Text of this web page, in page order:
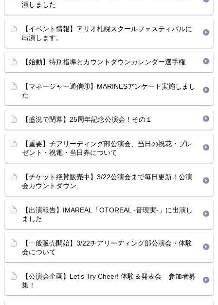
演しました
【イベント情報】アリオ札幌スクールフェスティバルに
出演します。
【始動】特別指導とカウントダウンカレンダー選手権
【マネージャー通信④】MARINESアンケート実施しまし
た
【盛況で閉幕】25周年記念公演会！その１
【重要】チアリーディング部公演会、当日の祝花・プレ
ゼント・祝電・当日券について
【チケット絶賛販売中】3/22公演会まで毎日更新！公演
会カウントダウン
【出演報告】IMAREAL「OTOREAL -音現実-」に出演し
ました
【一般販売開始】3/22チアリーディング部公演会・体験
会について
【公演会企画】Let's Try Cheer! 体験＆発表会 参加者募
集！